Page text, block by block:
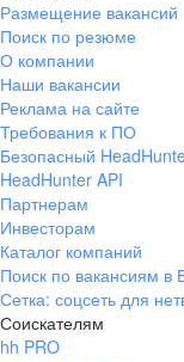
Екатеринбург
ул. Боевых Дружин,
+7 343 226-79-99
pr@ural.hh.ru
ул. Янковского, д.
706 каб.
+7 861 205-55-57
pr@krd.hh.ru
Размещение вакансий
Поиск по резюме
О компании
Наши вакансии
Реклама на сайте
Требования к ПО
Безопасный
HeadHunter API
Партнерам
Инвесторам
Каталог компаний
Поиск по вакансиям в
Сетка: соцсеть для
Соискателям
hh PRO